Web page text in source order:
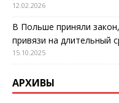
12.02.2026
В Польше приняли
привязи на длительный
15.10.2025
АРХИВЫ